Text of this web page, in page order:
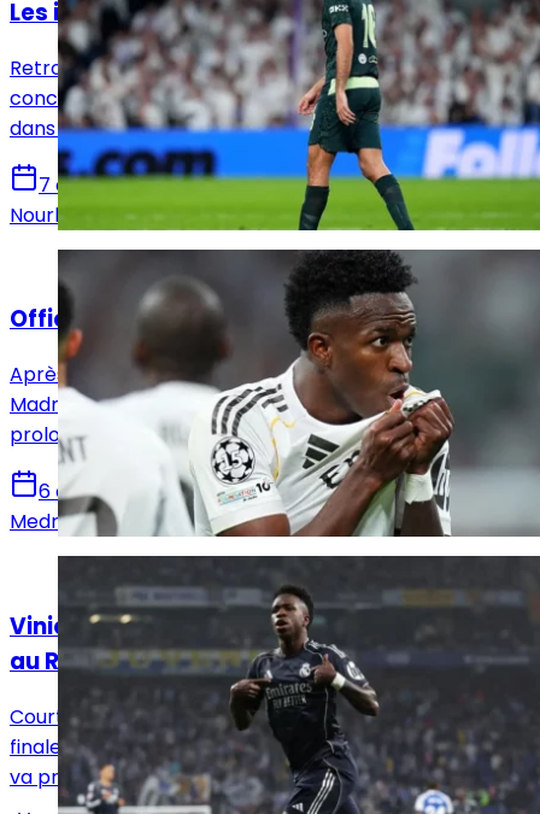
Les infos mercato Real Madrid du 7 août !
Retrouvez toutes les informations du 5 août
concernant le mercato du Real Madrid, que ce soit
dans le sens des départs ou des arrivées.
7 août 2026
Nourhane Haroui
Actualités
Officiel : Vinicius Jr prolonge jusqu'en 2032 !
Après avoir annoncé l'arrivée de Yan Diomandé, le Real
Madrid en a profité pour annoncer également la
prolongation de Vinicius Jr pour six saisons !
6 août 2026
Medric Bouzermane
Vinicius Jr a décidé de prolonger l’aventure
au Real Madrid !
Courtisé avec insistance par Arsenal, Vinicius Jr a
finalement choisi de rester au Real Madrid. Le Brésilien
va prolonger son aventure avec les Merengues.